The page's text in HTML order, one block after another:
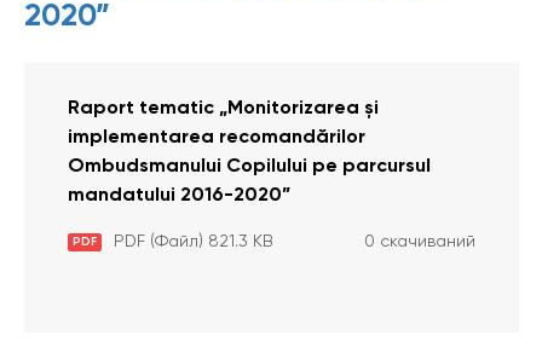
2020”
Raport tematic „Monitorizarea și
implementarea recomandărilor
Ombudsmanului Copilului pe parcursul
mandatului 2016-2020”
PDF PDF (Файл) 821.3 KB 0 скачиваний